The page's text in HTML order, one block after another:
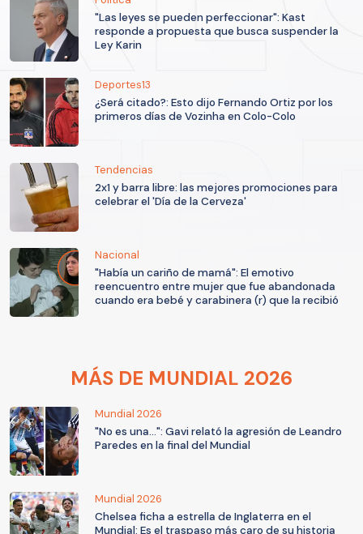
"Las leyes se pueden perfeccionar": Kast
responde a propuesta que busca suspender la
Ley Karin
Deportes13
¿Será citado?: Esto dijo Fernando Ortiz por los
primeros días de Vozinha en Colo-Colo
Tendencias
2x1 y barra libre: las mejores promociones para
celebrar el 'Día de la Cerveza'
Nacional
"Había un cariño de mamá": El emotivo
reencuentro entre mujer que fue abandonada
cuando era bebé y carabinera (r) que la recibió
MÁS DE MUNDIAL 2026
Mundial 2026
"No es una...": Gavi relató la agresión de Leandro
Paredes en la final del Mundial
Mundial 2026
Chelsea ficha a estrella de Inglaterra en el
Mundial: Es el traspaso más caro de su historia